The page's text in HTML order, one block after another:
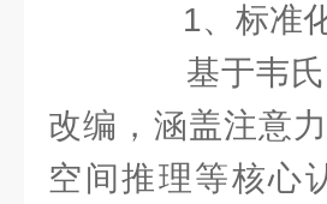
1、标准化
基于韦氏
改编，涵盖注意
空间推理等核心